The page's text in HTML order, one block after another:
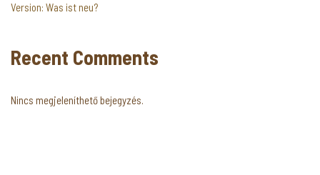
Version: Was ist neu?
Recent Comments
Nincs megjeleníthető bejegyzés.